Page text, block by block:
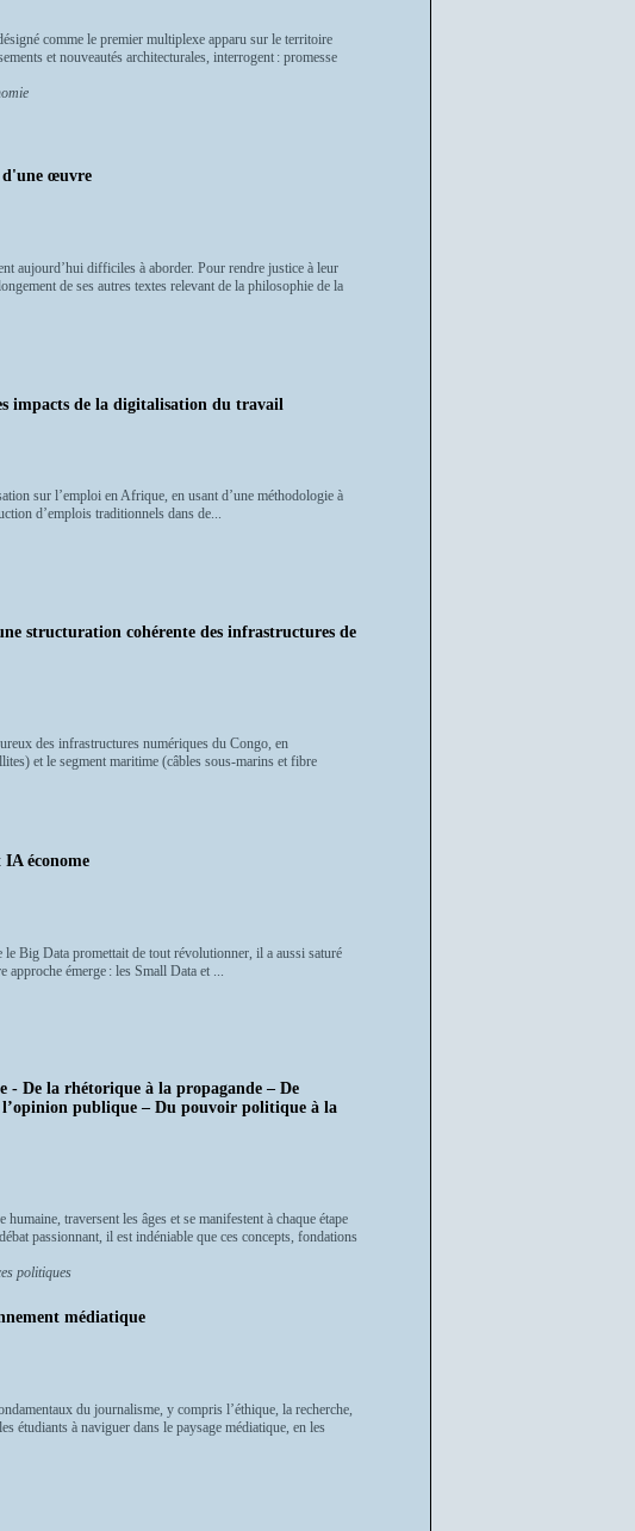
comme le premier multiplexe apparu sur le territoire
et nouveautés architecturales, interrogent : promesse
d'une œuvre
aujourd’hui difficiles à aborder. Pour rendre justice à leur
de ses autres textes relevant de la philosophie de la
impacts de la digitalisation du travail
sur l’emploi en Afrique, en usant d’une méthodologie à
d’emplois traditionnels dans de...
structuration cohérente des infrastructures de
des infrastructures numériques du Congo, en
et le segment maritime (câbles sous-marins et fibre
économe
Big Data promettait de tout révolutionner, il a aussi saturé
émerge : les Small Data et ...
- De la rhétorique à la propagande – De
l’opinion publique – Du pouvoir politique à la
traversent les âges et se manifestent à chaque étape
passionnant, il est indéniable que ces concepts, fondations
politiques
médiatique
du journalisme, y compris l’éthique, la recherche,
étudiants à naviguer dans le paysage médiatique, en les